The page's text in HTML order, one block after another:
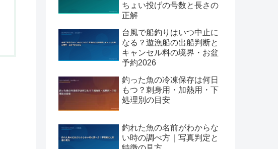
ちょい投げの号数と長さの
正解
台風で船釣りはいつ中止に
なる？遊漁船の出船判断と
キャンセル料の境界・お盆
予約2026
釣った魚の冷凍保存は何日
もつ？刺身用・加熱用・下
処理別の目安
釣れた魚の名前がわからな
い時の調べ方｜写真判定と